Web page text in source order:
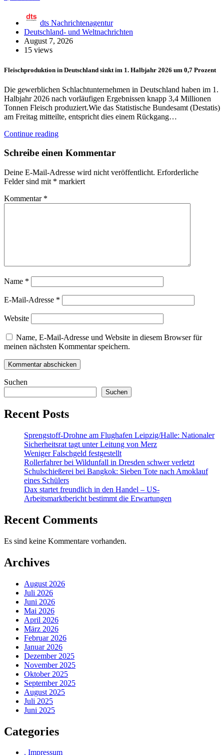
dts Nachrichtenagentur
Deutschland- und Weltnachrichten
August 7, 2026
15 views
Fleischproduktion in Deutschland sinkt im 1. Halbjahr 2026 um 0,7 Prozent
Die gewerblichen Schlachtunternehmen in Deutschland haben im 1.
Halbjahr 2026 nach vorläufigen Ergebnissen knapp 3,4 Millionen
Tonnen Fleisch produziert.Wie das Statistische Bundesamt (Destatis)
am Freitag mitteilte, entspricht dies einem Rückgang…
Continue reading
Schreibe einen Kommentar
Deine E-Mail-Adresse wird nicht veröffentlicht. Erforderliche
Felder sind mit * markiert
Kommentar *
Name *
E-Mail-Adresse *
Website
Name, E-Mail-Adresse und Website in diesem Browser für
meinen nächsten Kommentar speichern.
Suchen
Suchen
Recent Posts
Sprengstoff-Drohne am Flughafen Leipzig/Halle: Nationaler
Sicherheitsrat tagt unter Leitung von Merz
Weniger Falschgeld festgestellt
Rollerfahrer bei Wildunfall in Dresden schwer verletzt
Schulschießerei bei Bangkok: Sieben Tote nach Amoklauf
eines Schülers
Dax startet freundlich in den Handel – US-
Arbeitsmarktbericht bestimmt die Erwartungen
Recent Comments
Es sind keine Kommentare vorhanden.
Archives
August 2026
Juli 2026
Juni 2026
Mai 2026
April 2026
März 2026
Februar 2026
Januar 2026
Dezember 2025
November 2025
Oktober 2025
September 2025
August 2025
Juli 2025
Juni 2025
Categories
. Impressum